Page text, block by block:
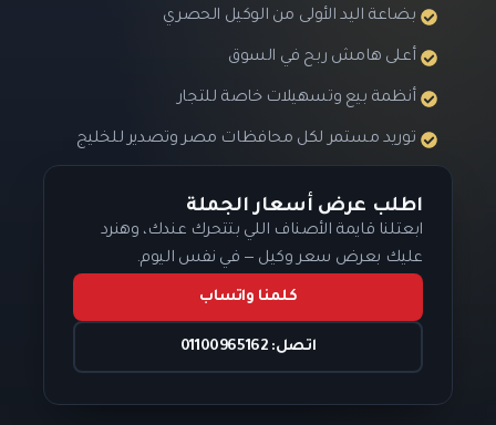
بضاعة اليد الأولى من الوكيل الحصري
أعلى هامش ربح في السوق
أنظمة بيع وتسهيلات خاصة للتجار
توريد مستمر لكل محافظات مصر وتصدير للخليج
اطلب عرض أسعار الجملة
ابعتلنا قايمة الأصناف اللي بتتحرك عندك، وهنرد
عليك بعرض سعر وكيل — في نفس اليوم.
كلمنا واتساب
اتصل: 01100965162